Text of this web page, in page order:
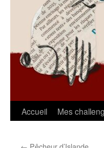
Aller
Accueil Mes